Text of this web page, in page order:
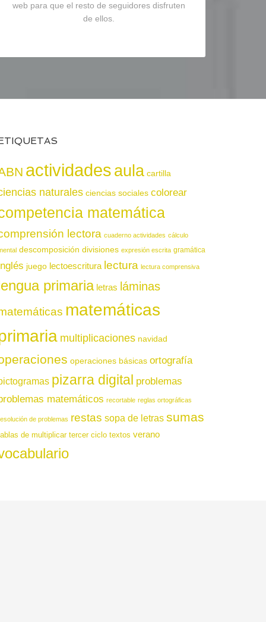
web para que el resto de seguidores disfruten
de ellos.
actividadesaula cartilla
naturales ciencias sociales colorear
matemática
lectora cuaderno actividades cálculo
descomposición divisiones expresión escrita gramática
juego lectoescritura lectura lectura comprensiva
primaria letras láminas
matemáticas
multiplicaciones navidad
operaciones básicas ortografía
pizarra digital problemas
matemáticos recortable reglas ortográficas
de problemas restas sopa de letras sumas
de multiplicar tercer ciclo textos verano